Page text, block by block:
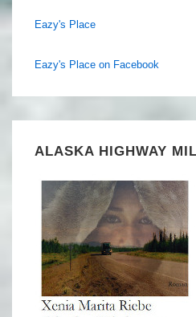
Eazy's Place
Eazy's Place on Facebook
ALASKA HIGHWAY